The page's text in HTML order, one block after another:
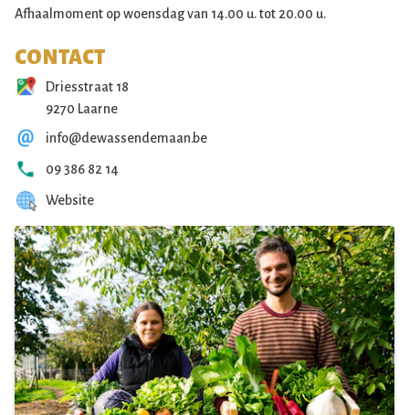
Afhaalmoment op woensdag van 14.00 u. tot 20.00 u.
CONTACT
Driesstraat 18
9270 Laarne
info@dewassendemaan.be
09 386 82 14
Website